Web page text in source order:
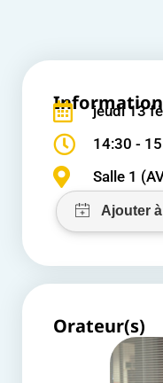
jeudi 13
14:30 -
Salle 1
Orateur(s)